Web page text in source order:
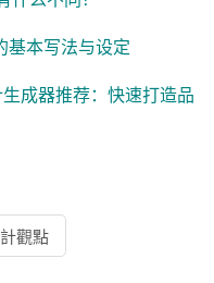
基本写法与设定
成器推荐：快速打造品
觀點